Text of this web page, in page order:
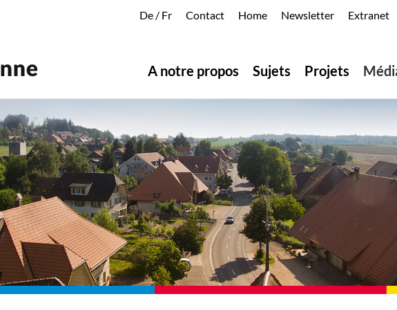
De / Fr Contact Home Newsletter Extranet
A notre propos Sujets Projets